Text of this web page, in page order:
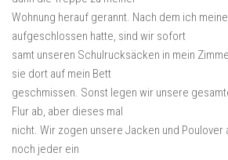
Wohnung herauf gerannt. Nach dem ich
aufgeschlossen hatte, sind wir sofort
samt unseren Schulrucksäcken in mein
sie dort auf mein Bett
geschmissen. Sonst legen wir unsere
Flur ab, aber dieses mal
nicht. Wir zogen unsere Jacken und Poulover
noch jeder ein